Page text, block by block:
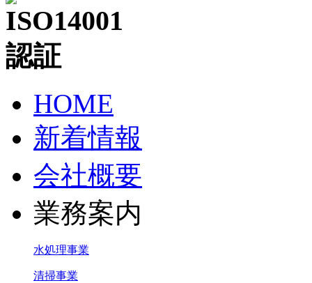
HOME
新着情報
会社概要
業務案内
水処理事業
清掃事業